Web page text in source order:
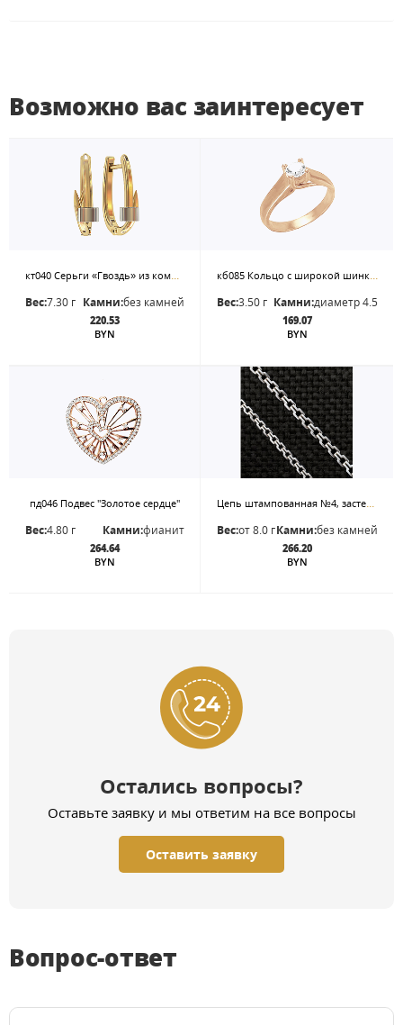
Возможно вас заинтересует
кт040 Серьги «Гвоздь» из комбинированного золота.
Вес:7.30 г Камни:без камней
220.53
BYN
кб085 Кольцо с широкой шинкой под бриллиант
Вес:3.50 г Камни:диаметр 4.5
169.07
BYN
пд046 Подвес "Золотое сердце"
Вес:4.80 г Камни:фианит
264.64
BYN
Цепь штампованная №4, застежка-карабин. Цена - за 50 см.
Вес:от 8.0 гКамни:без камней
266.20
BYN
Остались вопросы?
Оставьте заявку и мы ответим на все вопросы
Оставить заявку
Вопрос-ответ